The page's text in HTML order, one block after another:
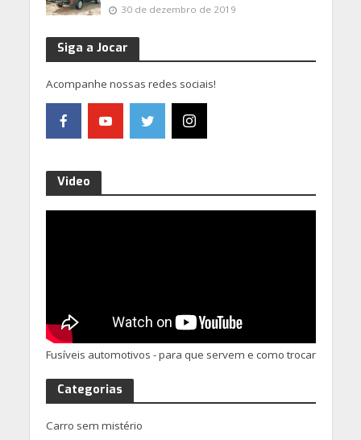
30 de dezembro de 2019
Siga a Jocar
Acompanhe nossas redes sociais!
Video
Fusíveis automotivos - para que servem e como trocar
Categorias
Carro sem mistério